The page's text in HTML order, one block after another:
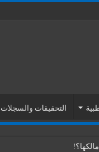
التحقيقات والسجلات